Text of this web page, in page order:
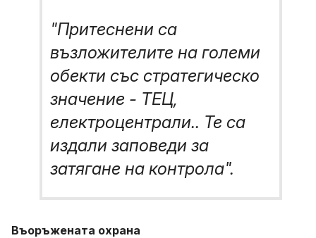
"Притеснени са
възложителите на големи
обекти със стратегическо
значение - ТЕЦ,
електроцентрали.. Те са
издали заповеди за
затягане на контрола".
Въоръжената охрана